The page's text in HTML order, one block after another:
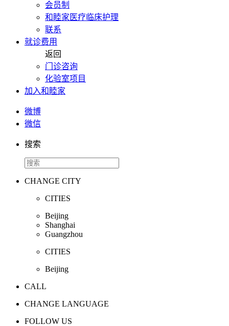
会员制
和睦家医疗临床护理
联系
就诊费用
返回
门诊咨询
化验室项目
加入和睦家
微博
微信
搜索
CHANGE CITY
CITIES
Beijing
Shanghai
Guangzhou
CITIES
Beijing
CALL
CHANGE LANGUAGE
FOLLOW US